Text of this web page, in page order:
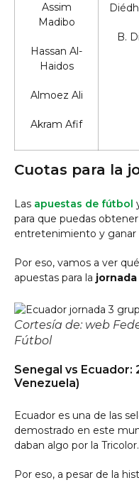
Assim
Madibo
Hassan Al-
Haidos
Almoez Ali
Akram Afif
B.
Cuotas para la
Las apuestas de fútbol
para que puedas
entretenimiento y ganar
Por eso, vamos a ver
apuestas para la
Cortesía de: web
Fútbol
Senegal vs Ecuador:
Venezuela)
Ecuador es una de las
demostrado en este
daban algo por la Tricolor.
Por eso, a pesar de la